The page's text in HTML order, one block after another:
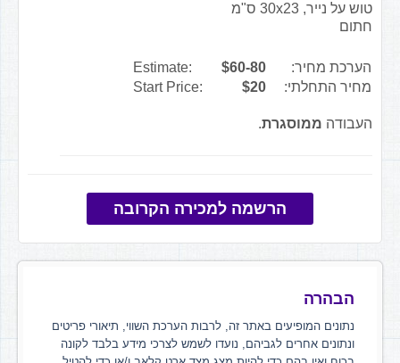
טוש על נייר, 30x23 ס"מ
חתום
הערכת מחיר: $60-80
Estimate:
מחיר התחלתי:
$20
Start Price:
העבודה ממוסגרת.
הרשמה למכירה הקרובה
הבהרה
נתונים המופיעים באתר זה, לרבות הערכת השווי, תיאורי פריטים
ונתונים אחרים לגביהם, נועדו לשמש לצרכי מידע בלבד לקונה